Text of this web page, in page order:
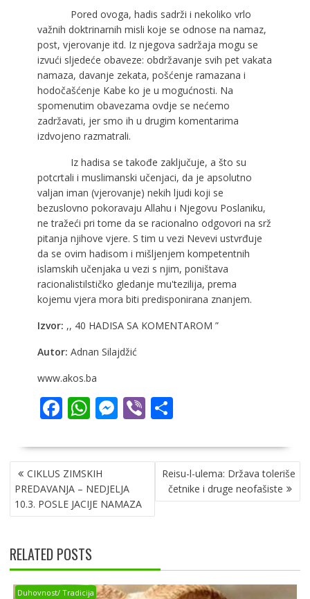
Pored ovoga, hadis sadrži i nekoliko vrlo
važnih doktrinarnih misli koje se odnose na namaz,
post, vjerovanje itd. Iz njegova sadržaja mogu se
izvući sljedeće obaveze: obdržavanje svih pet vakata
namaza, davanje zekata, pošćenje ramazana i
hodočašćenje Kabe ko je u mogućnosti. Na
spomenutim obavezama ovdje se nećemo
zadržavati, jer smo ih u drugim komentarima
izdvojeno razmatrali.
Iz hadisa se takođe zaključuje, a što su
potcrtali i muslimanski učenjaci, da je apsolutno
valjan iman (vjerovanje) nekih ljudi koji se
bezuslovno pokoravaju Allahu i Njegovu Poslaniku,
ne tražeći pri tome da se racionalno odgovori na srž
pitanja njihove vjere. S tim u vezi Nevevi ustvrđuje
da se ovim hadisom i mišljenjem kompetentnih
islamskih učenjaka u vezi s njim, poništava
racionalistilstičko gledanje mu'tezilija, prema
kojemu vjera mora biti predisponirana znanjem.
Izvor: ,, 40 HADISA SA KOMENTAROM ”
Autor: Adnan Silajdžić
www.akos.ba
F
e
b
o
o
k
W
at
s
A
p
p
M
ss
n
g
Vi
er
S
ar
e
NAVIGACIJA
ČLANAKA
CIKLUS ZIMSKIH
PREDAVANJA – NEDJELJA
10.3. POSLE JACIJE NAMAZA
Reisu-l-ulema: Država toleriše
četnike i druge neofašiste
RELATED POSTS
Duhovnost/ Tradicija